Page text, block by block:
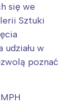
się we
Sztuki
w
poznać